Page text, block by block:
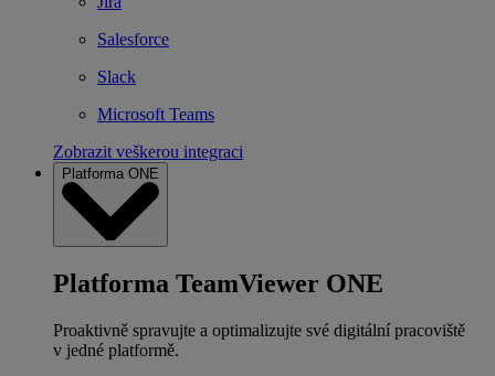
Salesforce
Slack
Microsoft Teams
Zobrazit veškerou integraci
Platforma ONE
Platforma TeamViewer ONE
Proaktivně spravujte a optimalizujte své digitální pracoviště
v jedné platformě.